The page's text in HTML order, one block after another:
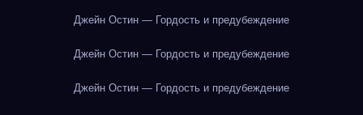
Джейн Остин — Гордость и предубеждение
Джейн Остин — Гордость и предубеждение
Джейн Остин — Гордость и предубеждение